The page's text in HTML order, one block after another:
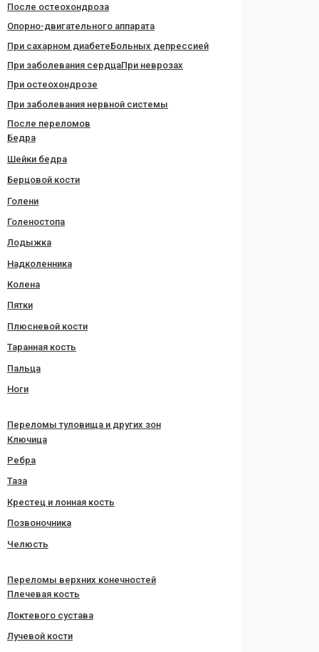
После остеохондроза
Опорно-двигательного аппарата
При сахарном диабетеБольных депрессией
При заболевания сердцаПри неврозах
При остеохондрозе
При заболевания нервной системы
После переломов
Бедра
Шейки бедра
Берцовой кости
Голени
Голеностопа
Лодыжка
Надколенника
Колена
Пятки
Плюсневой кости
Таранная кость
Пальца
Ноги
Переломы туловища и других зон
Ключица
Ребра
Таза
Крестец и лонная кость
Позвоночника
Челюсть
Переломы верхних конечностей
Плечевая кость
Локтевого сустава
Лучевой кости